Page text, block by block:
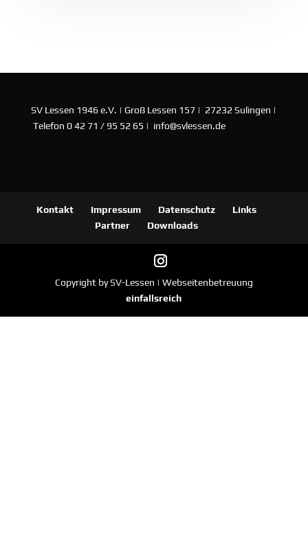
SV Lessen 1946 e.V. | Groß Lessen 157 | 27232 Sulingen |
Telefon 0 42 71 / 95 52 65 | info@svlessen.de
Kontakt Impressum Datenschutz
Links
Partner
Downloads
Copyright by SV-Lessen | Webseitenbetreuung
einfallsreich